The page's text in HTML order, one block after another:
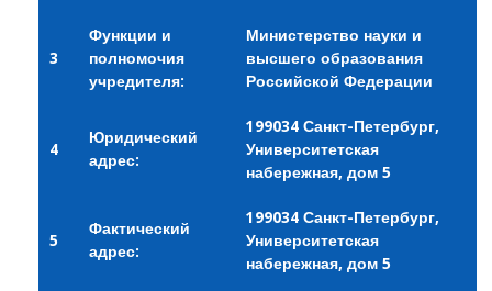
3
Функции и
полномочия
учредителя:
Министерство науки и
высшего образования
Российской Федерации
4
Юридический
адрес:
199034 Санкт-Петербург,
Университетская
набережная, дом 5
5
Фактический
адрес:
199034 Санкт-Петербург,
Университетская
набережная, дом 5